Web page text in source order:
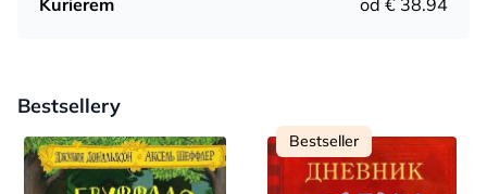
Kurierem
od € 38.94
Bestsellery
Bestseller